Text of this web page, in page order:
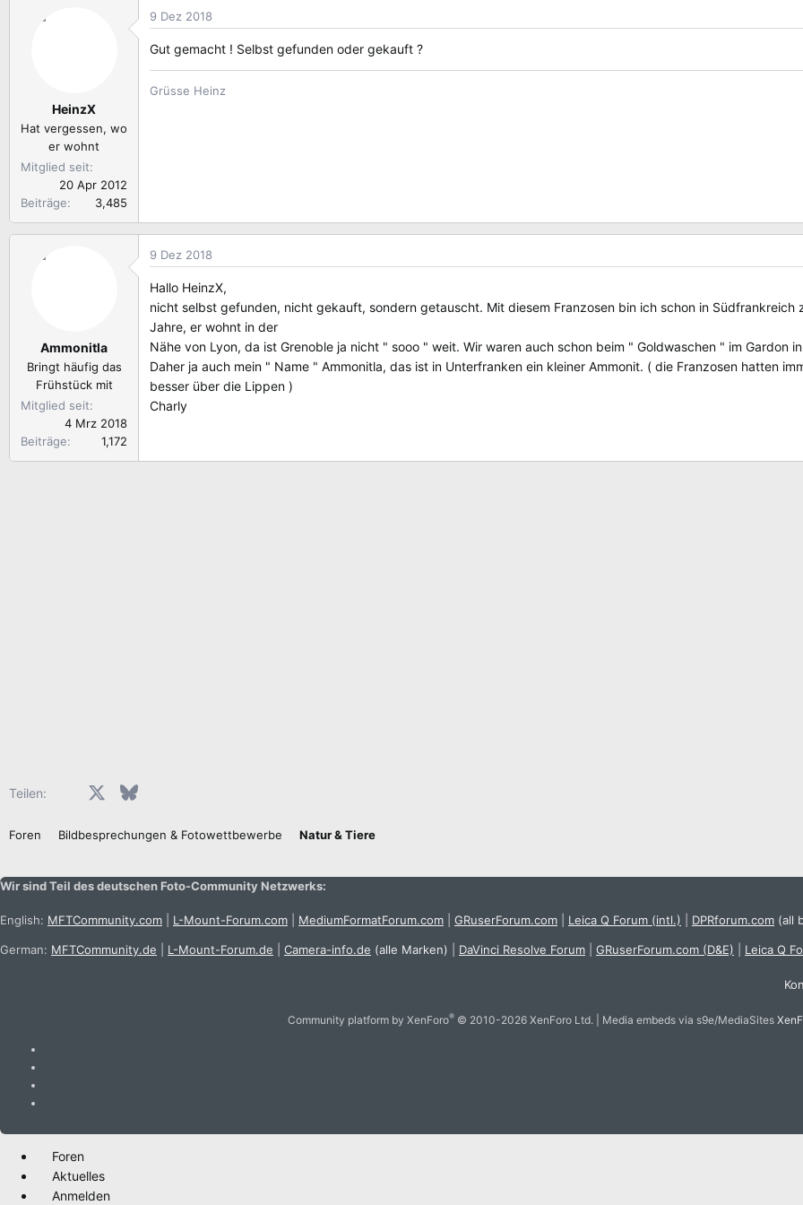
HeinzX
Hat vergessen, wo
er wohnt
Mitglied seit
20 Apr 2012
Beiträge
3,485
9 Dez 2018
Gut gemacht ! Selbst gefunden oder gekauft ?
Grüsse Heinz
Ammonitla
Bringt häufig das
Frühstück mit
Mitglied seit
4 Mrz 2018
Beiträge
1,172
9 Dez 2018
Hallo HeinzX,
nicht selbst gefunden, nicht gekauft, sondern getauscht. Mit diesem Franzosen bin ich schon in Südfrankreich
Jahre, er wohnt in der
Nähe von Lyon, da ist Grenoble ja nicht " sooo " weit. Wir waren auch schon beim " Goldwaschen " im
Daher ja auch mein " Name " Ammonitla, das ist in Unterfranken ein kleiner Ammonit. ( die Franzosen hatten
besser über die Lippen )
Charly
Teilen: FacebookX (Twitter)
Bluesky
Foren Bildbesprechungen & Fotowettbewerbe Natur & Tiere
Wir sind Teil des deutschen Foto-Community Netzwerks:
English: MFTCommunity.com L-Mount-Forum.com MediumFormatForum.com GRuserForum.com Leica Q Forum (intl.) DPRforum.com (all
German: MFTCommunity.de L-Mount-Forum.de Camera-info.de (alle Marken) DaVinci Resolve Forum GRuserForum.com (D&E) Leica Q
Community platform by XenForo® © 2010-2026 XenForo Ltd. Media embeds via s9e/MediaSites
Foren
Aktuelles
Anmelden